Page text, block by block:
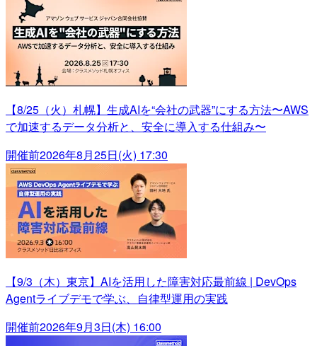
【8/25（火）札幌】生成AIを“会社の武器”にする方法〜AWS
で加速するデータ分析と、安全に導入する仕組み〜
開催前2026年8月25日(火) 17:30
【9/3（木）東京】AIを活用した障害対応最前線 | DevOps
Agentライブデモで学ぶ、自律型運用の実践
開催前2026年9月3日(木) 16:00